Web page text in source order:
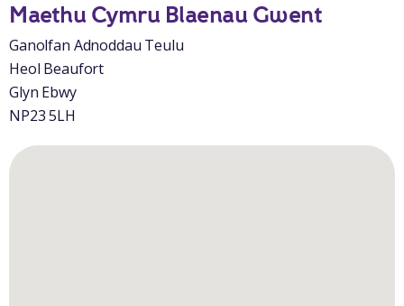
Maethu Cymru Blaenau Gwent
Ganolfan Adnoddau Teulu
Heol Beaufort
Glyn Ebwy
NP23 5LH